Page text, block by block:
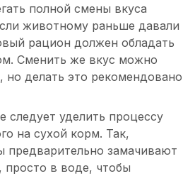
полной смены вкуса
животному раньше давали
рацион должен обладать
Сменить же вкус можно
но делать это рекомендовано
следует уделить процессу
на сухой корм. Так,
предварительно замачивают
просто в воде, чтобы